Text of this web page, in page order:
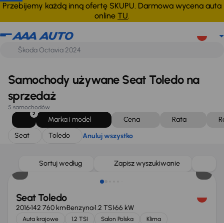
Przebijemy każdą inną ofertę SKUPU. Darmowa wycena auta
online TU.
Seat Toledo Anuluj wszystko
Samochody używane Seat Toledo na
sprzedaż
5 samochodów
2
Marka i model Cena Rata
Seat
Toledo Anuluj wszystko
Sortuj według Zapisz wyszukiwanie
Seat Toledo
2016142 760 kmBenzyna1.2 TSI66 kW
Auta krajowe 1.2 TSI Salon Polska
Klima